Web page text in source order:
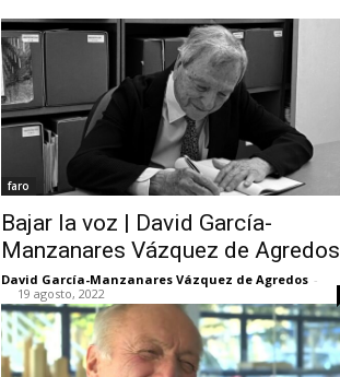
faro
Bajar la voz | David García-
Manzanares Vázquez de Agredos
David García-Manzanares Vázquez de Agredos -
19 agosto, 2022